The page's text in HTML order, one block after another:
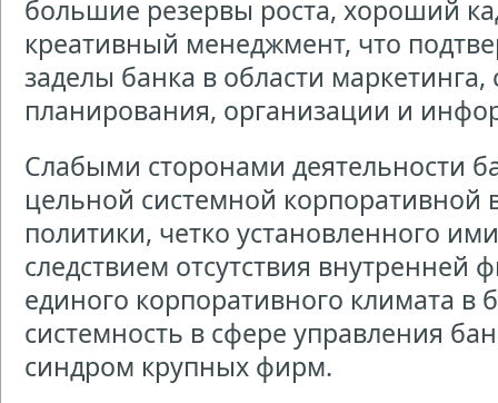
большие резервы роста, хороший
креативный менеджмент, что
заделы банка в области маркетинга,
планирования, организации и
Слабыми сторонами деятельности
цельной системной
политики, четко установленного
следствием отсутствия внутренней
единого корпоративного климата в
системность в сфере управления
синдром крупных фирм.